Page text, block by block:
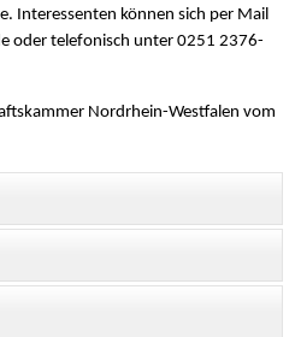
Interessenten können sich per Mail
oder telefonisch unter 0251 2376-
Nordrhein-Westfalen vom